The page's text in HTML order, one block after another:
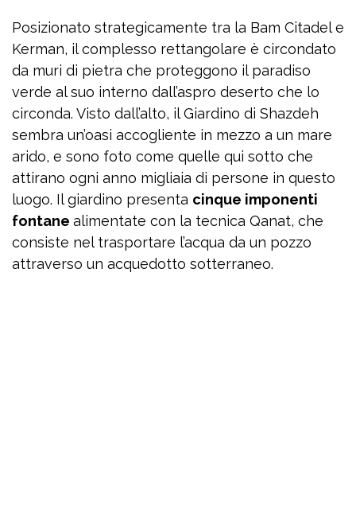
Posizionato strategicamente tra la Bam Citadel e
Kerman, il complesso rettangolare è circondato
da muri di pietra che proteggono il paradiso
verde al suo interno dall’aspro deserto che lo
circonda. Visto dall’alto, il Giardino di Shazdeh
sembra un’oasi accogliente in mezzo a un mare
arido, e sono foto come quelle qui sotto che
attirano ogni anno migliaia di persone in questo
luogo. Il giardino presenta cinque imponenti
fontane alimentate con la tecnica Qanat, che
consiste nel trasportare l’acqua da un pozzo
attraverso un acquedotto sotterraneo.